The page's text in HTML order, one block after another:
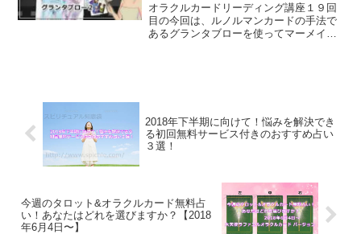
オラクルカードリーディング講座１９回
目の今回は、ルノルマンカードの手法で
あるグランタブローを使ってマーメイド
2018年下半期に向けて！悩みを解決でき
る初回無料サービス付きのおすすめ占い
３選！
今週のタロット&オラクルカード無料占
い！あなたはどれを選びますか？【2018
年6月4日〜】